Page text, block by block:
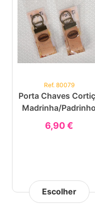
Ref. 80079
Porta Chaves
Madrinha/Padrinho
6,90 €
Escolher